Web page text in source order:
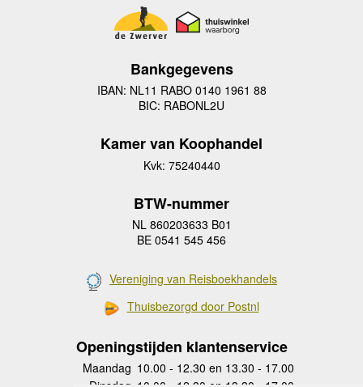
Bankgegevens
IBAN: NL11 RABO 0140 1961 88
BIC: RABONL2U
Kamer van Koophandel
Kvk: 75240440
BTW-nummer
NL 860203633 B01
BE 0541 545 456
Vereniging van Reisboekhandels
Thuisbezorgd door Postnl
Openingstijden klantenservice
Maandag 10.00 - 12.30 en 13.30 - 17.00